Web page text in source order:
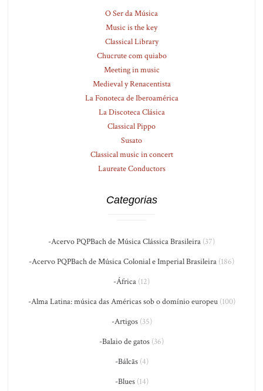
O Ser da Música
Music is the key
Classical Library
Chucrute com quiabo
Meeting in music
Medieval y Renacentista
La Fonoteca de Iberoamérica
La Discoteca Clásica
Classical Pippo
Susato
Classical music in concert
Laureate Conductors
Categorias
-Acervo PQPBach de Música Clássica Brasileira (37)
-Acervo PQPBach de Música Colonial e Imperial Brasileira (186)
-África (12)
-Alma Latina: música das Américas sob o domínio europeu(100)
-Artigos(35)
-Balaio de gatos (36)
-Bálcãs(4)
-Blues(14)